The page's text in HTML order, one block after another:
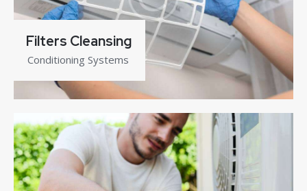
Filters Cleansing
Conditioning Systems